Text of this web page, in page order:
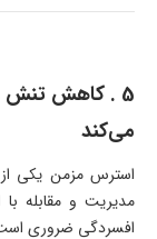
5 . کاهش تنش
می‌کند
استرس مزمن یکی
مدیریت و مقابله
افسردگی ضروری